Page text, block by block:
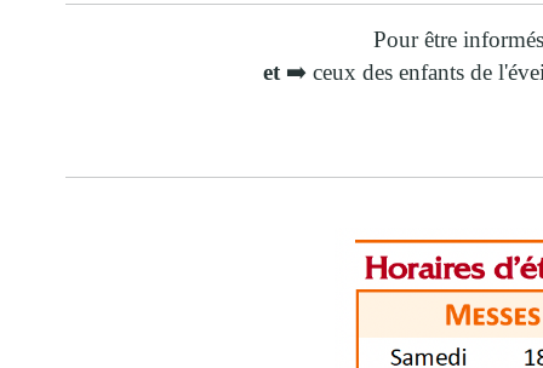
Pour être
et➡️ ceux des enfants de